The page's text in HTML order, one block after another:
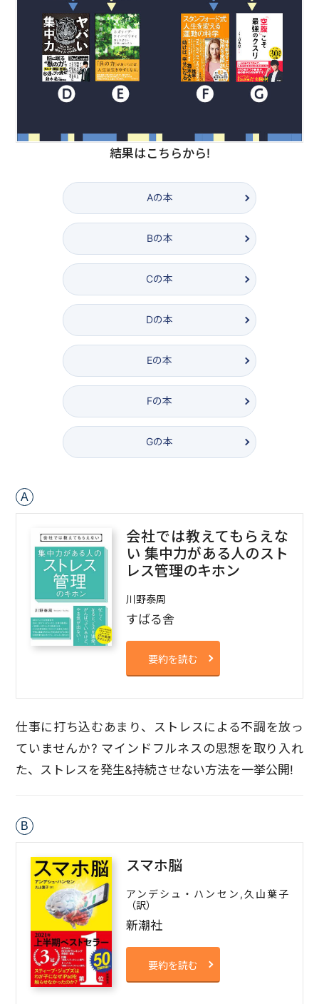
結果はこちらから!
Aの本
Bの本
Cの本
Dの本
Eの本
Fの本
Gの本
A
会社では教えてもらえな
い 集中力がある人のスト
レス管理のキホン
川野泰周
すばる舎
要約を読む
仕事に打ち込むあまり、ストレスによる不調を放っ
ていませんか? マインドフルネスの思想を取り入れ
た、ストレスを発生&持続させない方法を一挙公開!
B
スマホ脳
アンデシュ・ハンセン,久山葉子
（訳）
新潮社
要約を読む